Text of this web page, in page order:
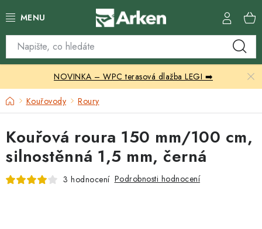
na
Skleníky
Zahradní přístřešky
Zahradní nábytek
Grily a ohniště
NOVINKA – WPC terasová dlažba LEGI ➡️
DomůKouřovody Roury
Kouřová roura 150 mm/100 cm,
silnostěnná 1,5 mm, černá
3 hodnocení Podrobnosti hodnocení